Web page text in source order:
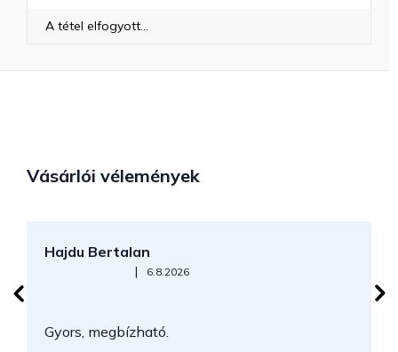
A tétel elfogyott…
Vásárlói vélemények
Hajdu Bertalan
Az áruház értékelése 5-ből 5 csillag.
| 6.8.2026
Gyors, megbízható.